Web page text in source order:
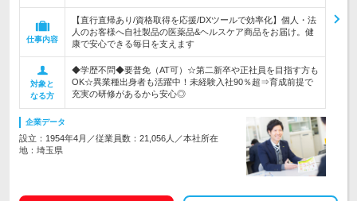
仕事内容
【直行直帰あり/資格取得を応援/DXツールで効率化】個人・法
人のお客様へ自社製品の医薬品&ヘルスケア商品をお届け。健
康で安心できる毎日を支えます
対象と
なる方
◆学歴不問◆要普免（AT可）☆第二新卒や正社員を目指す方も
OK☆異業種出身者も活躍中！未経験入社90％超⇒育成前提で
充実の研修があるから安心◎
企業データ
設立：1954年4月／従業員数：21,056人／本社所在
地：埼玉県